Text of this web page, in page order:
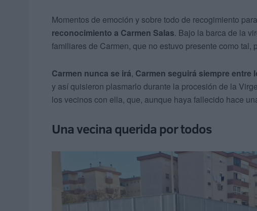
Momentos de emoción y sobre todo de recogimiento
reconocimiento a Carmen Salas. Bajo la barca de la
familiares de Carmen, que no estuvo presente como
Carmen nunca se irá, Carmen seguirá siempre
y así quisieron plasmarlo durante la procesión de la
los vecinos con ella, que, aunque haya fallecido hace
Una vecina querida por todos